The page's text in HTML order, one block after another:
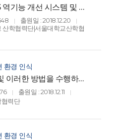
기능 개선 시스템 및 방
FOR
DYSFUNCTION
| 출원일 : 2018.12.20 |
산학협력단|서울대학교산학협
환경 인식
이러한 방법을 수행하는
apparatus for
vehicles and
the same)
| 출원일 : 2018.12.11 |
협력단
환경 인식